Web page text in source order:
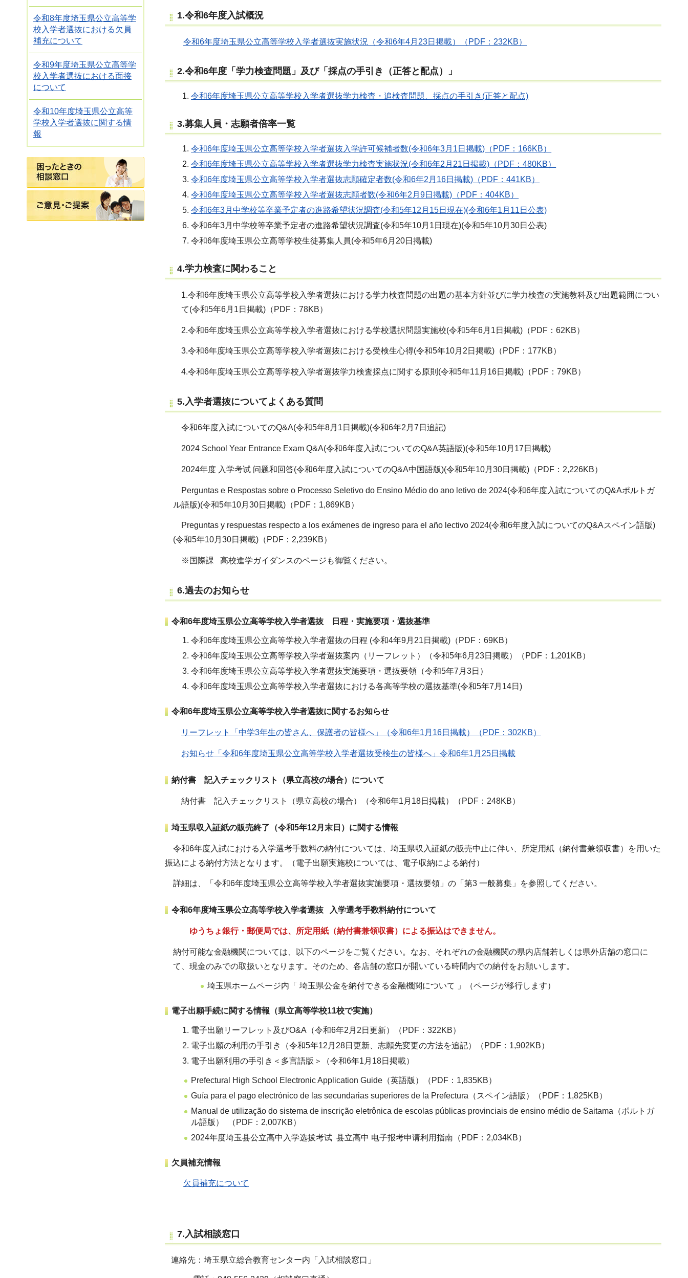
令和8年度埼玉県公立高等学
校入学者選抜における欠員
補充について
令和9年度埼玉県公立高等学
校入学者選抜における面接
について
令和10年度埼玉県公立高等
学校入学者選抜に関する情
報
困ったときの相談窓口
1.令和6年度入試概況
令和6年度埼玉県公立高等学校入学者選抜実施状況（令和6年4月23日掲載）（PDF：232KB）
2.令和6年度「学力検査問題」及び「採点の手引き（正答と配点）」
令和6年度埼玉県公立高等学校入学者選抜学力検査・追検査問題、採点の手引き(正答と配点)
3.募集人員・志願者倍率一覧
令和6年度埼玉県公立高等学校入学者選抜入学許可候補者数(令和6年3月1日掲載)（PDF：166KB）
令和6年度埼玉県公立高等学校入学者選抜学力検査実施状況(令和6年2月21日掲載)（PDF：480KB）
令和6年度埼玉県公立高等学校入学者選抜志願確定者数(令和6年2月16日掲載)（PDF：441KB）
令和6年度埼玉県公立高等学校入学者選抜志願者数(令和6年2月9日掲載)（PDF：404KB）
令和6年3月中学校等卒業予定者の進路希望状況調査(令和5年12月15日現在)(令和6年1月11日公表)
令和6年3月中学校等卒業予定者の進路希望状況調査(令和5年10月1日現在)(令和5年10月30日公表)
令和6年度埼玉県公立高等学校生徒募集人員(令和5年6月20日掲載)
4.学力検査に関わること
1.令和6年度埼玉県公立高等学校入学者選抜における学力検査問題の出題の基本方針並びに学力検査の実施教科及び出題範囲につい
て(令和5年6月1日掲載)（PDF：78KB）
2.令和6年度埼玉県公立高等学校入学者選抜における学校選択問題実施校(令和5年6月1日掲載)（PDF：62KB）
3.令和6年度埼玉県公立高等学校入学者選抜における受検生心得(令和5年10月2日掲載)（PDF：177KB）
4.令和6年度埼玉県公立高等学校入学者選抜学力検査採点に関する原則(令和5年11月16日掲載)（PDF：79KB）
5.入学者選抜についてよくある質問
令和6年度入試についてのQ&A(令和5年8月1日掲載)(令和6年2月7日追記)
2024 School Year Entrance Exam Q&A(令和6年度入試についてのQ&A英語版)(令和5年10月17日掲載)
2024年度 入学考试 问题和回答(令和6年度入試についてのQ&A中国語版)(令和5年10月30日掲載)（PDF：2,226KB）
Perguntas e Respostas sobre o Processo Seletivo do Ensino Médio do ano letivo de 2024(令和6年度入試についてのQ&Aポルトガ
ル語版)(令和5年10月30日掲載)（PDF：1,869KB）
Preguntas y respuestas respecto a los exámenes de ingreso para el año lectivo 2024(令和6年度入試についてのQ&Aスペイン語版)
(令和5年10月30日掲載)（PDF：2,239KB）
※国際課 高校進学ガイダンスのページも御覧ください。
6.過去のお知らせ
令和6年度埼玉県公立高等学校入学者選抜 日程・実施要項・選抜基準
令和6年度埼玉県公立高等学校入学者選抜の日程 (令和4年9月21日掲載)（PDF：69KB）
令和6年度埼玉県公立高等学校入学者選抜案内（リーフレット）（令和5年6月23日掲載）（PDF：1,201KB）
令和6年度埼玉県公立高等学校入学者選抜実施要項・選抜要領（令和5年7月3日）
令和6年度埼玉県公立高等学校入学者選抜における各高等学校の選抜基準(令和5年7月14日)
令和6年度埼玉県公立高等学校入学者選抜に関するお知らせ
リーフレット「中学3年生の皆さん、保護者の皆様へ」（令和6年1月16日掲載）（PDF：302KB）
お知らせ「令和6年度埼玉県公立高等学校入学者選抜受検生の皆様へ」令和6年1月25日掲載
納付書 記入チェックリスト（県立高校の場合）について
納付書 記入チェックリスト（県立高校の場合）（令和6年1月18日掲載）（PDF：248KB）
埼玉県収入証紙の販売終了（令和5年12月末日）に関する情報
令和6年度入試における入学選考手数料の納付については、埼玉県収入証紙の販売中止に伴い、所定用紙（納付書兼領収書）を用いた
振込による納付方法となります。（電子出願実施校については、電子収納による納付）
詳細は、「令和6年度埼玉県公立高等学校入学者選抜実施要項・選抜要領」の「第3 一般募集」を参照してください。
令和6年度埼玉県公立高等学校入学者選抜 入学選考手数料納付について
ゆうちょ銀行・郵便局では、所定用紙（納付書兼領収書）による振込はできません。
納付可能な金融機関については、以下のページをご覧ください。なお、それぞれの金融機関の県内店舗若しくは県外店舗の窓口に
て、現金のみでの取扱いとなります。そのため、各店舗の窓口が開いている時間内での納付をお願いします。
埼玉県ホームページ内「 埼玉県公金を納付できる金融機関について 」（ページが移行します）
電子出願手続に関する情報（県立高等学校11校で実施）
電子出願リーフレット及びO&A（令和6年2月2日更新）（PDF：322KB）
電子出願の利用の手引き（令和5年12月28日更新、志願先変更の方法を追記）（PDF：1,902KB）
電子出願利用の手引き＜多言語版＞（令和6年1月18日掲載）
Prefectural High School Electronic Application Guide（英語版）（PDF：1,835KB）
Guía para el pago electrónico de las secundarias superiores de la Prefectura（スペイン語版）（PDF：1,825KB）
Manual de utilização do sistema de inscrição eletrônica de escolas públicas provinciais de ensino médio de Saitama（ポルトガ
ル語版） （PDF：2,007KB）
2024年度埼玉县公立高中入学选拔考试 县立高中 电子报考申请利用指南（PDF：2,034KB）
欠員補充情報
欠員補充について
7.入試相談窓口
連絡先：埼玉県立総合教育センター内「入試相談窓口」